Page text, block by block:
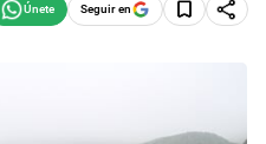
Seguir en